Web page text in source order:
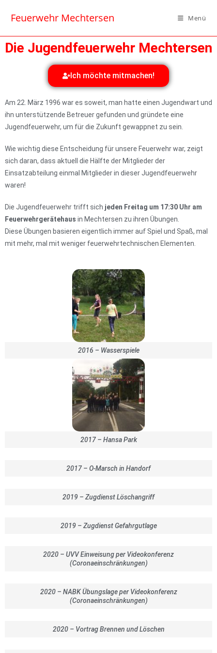
Feuerwehr Mechtersen Menü
Die Jugendfeuerwehr Mechtersen
Ich möchte mitmachen!
Am 22. März 1996 war es soweit, man hatte einen Jugendwart und
ihn unterstützende Betreuer gefunden und gründete eine
Jugendfeuerwehr, um für die Zukunft gewappnet zu sein.
Wie wichtig diese Entscheidung für unsere Feuerwehr war, zeigt
sich daran, dass aktuell die Hälfte der Mitglieder der
Einsatzabteilung einmal Mitglieder in dieser Jugendfeuerwehr
waren!
Die Jugendfeuerwehr trifft sich jeden Freitag um 17:30 Uhr am
Feuerwehrgerätehaus in Mechtersen zu ihren Übungen.
Diese Übungen basieren eigentlich immer auf Spiel und Spaß, mal
mit mehr, mal mit weniger feuerwehrtechnischen Elementen.
2016 – Wasserspiele
2017 – Hansa Park
2017 – O-Marsch in Handorf
2019 – Zugdienst Löschangriff
2019 – Zugdienst Gefahrgutlage
2020 – UVV Einweisung per Videokonferenz
(Coronaeinschränkungen)
2020 – NABK Übungslage per Videokonferenz
(Coronaeinschränkungen)
2020 – Vortrag Brennen und Löschen